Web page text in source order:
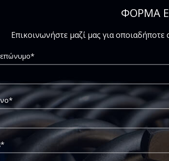
ΦΟΡΜΑ
Επικοινωνήστε μαζί μας για